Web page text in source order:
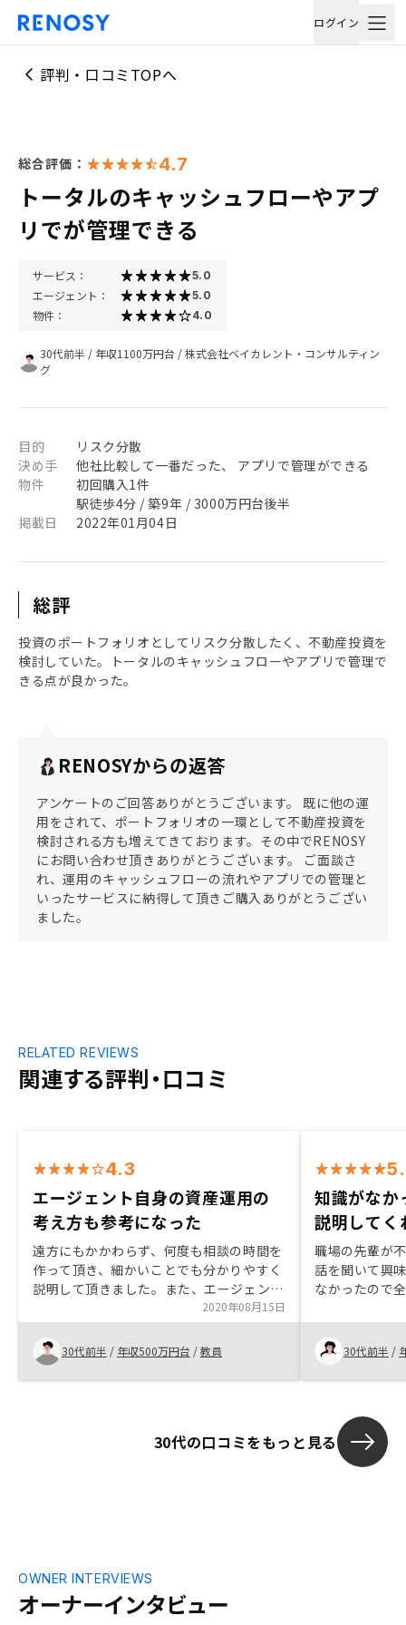
ログイン
評判・口コミTOPへ
総合評価： 4.7
トータルのキャッシュフローやアプ
リでが管理できる
サービス： 5.0
エージェント： 5.0
物件： 4.0
30代前半 / 年収1100万円台 /株式会社ベイカレント・コンサルティン
グ
目的
リスク分散
決め手
他社比較して一番だった、 アプリで管理ができる
物件
初回購入1件
駅徒歩4分 / 築9年 / 3000万円台後半
掲載日
2022年01月04日
総評
投資のポートフォリオとしてリスク分散したく、不動産投資を
検討していた。トータルのキャッシュフローやアプリで管理で
きる点が良かった。
RENOSYからの返答
アンケートのご回答ありがとうございます。 既に他の運
用をされて、ポートフォリオの一環として不動産投資を
検討される方も増えてきております。その中でRENOSY
にお問い合わせ頂きありがとうございます。 ご面談さ
れ、運用のキャッシュフローの流れやアプリでの管理と
いったサービスに納得して頂きご購入ありがとうござい
ました。
関連する評判・口コミ
RELATED REVIEWS
4.3
エージェント自身の資産運用の
考え方も参考になった
遠方にもかかわらず、何度も相談の時間を
作って頂き、細かいことでも分かりやすく
説明して頂きました。また、エージェント
自身の資産運用などについての考え方も聞
くことができ、とても参考になりました。
2020年08月15日
30代前半 / 年収500万円台 /教員
知識がなか
説明してく
職場の先輩が
話を聞いて興
なかったので
金をしている
てるほうが将
ました。手続
軟に対応して
30代前半 /
30代の口コミをもっと見る
オーナーインタビュー
OWNER INTERVIEWS